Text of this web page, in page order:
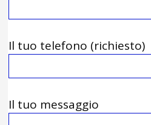
Il tuo telefono (richiesto)
Il tuo messaggio